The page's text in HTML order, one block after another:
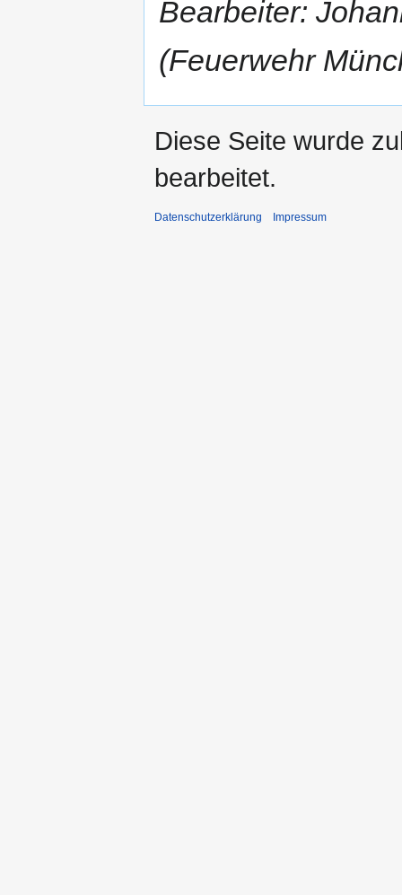
Bearbeiter:
(Feuerwehr
Diese Seite wurde
bearbeitet.
Datenschutzerklärung Impressum